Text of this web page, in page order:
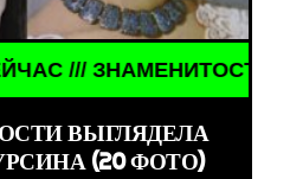
/// АКТЁРЫ
ВЫГЛЯДЕЛА
(20 ФОТО)